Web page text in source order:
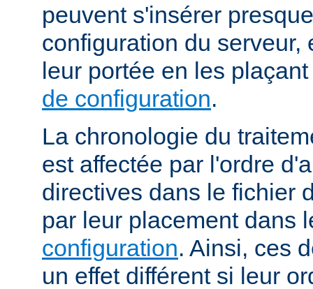
peuvent s'insérer
configuration du serveur,
leur portée en les
de configuration.
La chronologie du
est affectée par l'ordre
directives dans le fichier
par leur placement dans
configuration. Ainsi, ces
un effet différent si leur